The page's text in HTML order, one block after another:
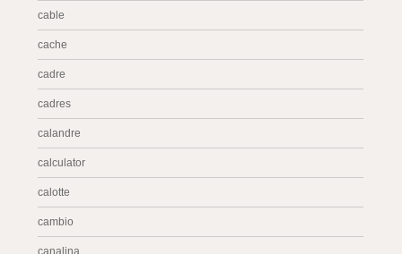
cable
cache
cadre
cadres
calandre
calculator
calotte
cambio
canalina